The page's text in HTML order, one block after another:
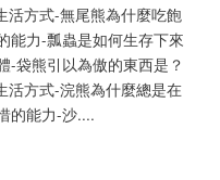
活方式-無尾熊為什麼吃飽
能力-瓢蟲是如何生存下來
-袋熊引以為傲的東西是？
活方式-浣熊為什麼總是在
的能力-沙....